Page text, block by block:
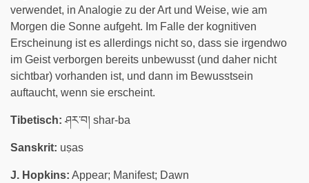
verwendet, in Analogie zu der Art und Weise, wie am
Morgen die Sonne aufgeht. Im Falle der kognitiven
Erscheinung ist es allerdings nicht so, dass sie irgendwo
im Geist verborgen bereits unbewusst (und daher nicht
sichtbar) vorhanden ist, und dann im Bewusstsein
auftaucht, wenn sie erscheint.
Tibetisch: ཤར་བ། shar-ba
Sanskrit: uṣas
J. Hopkins: Appear; Manifest; Dawn